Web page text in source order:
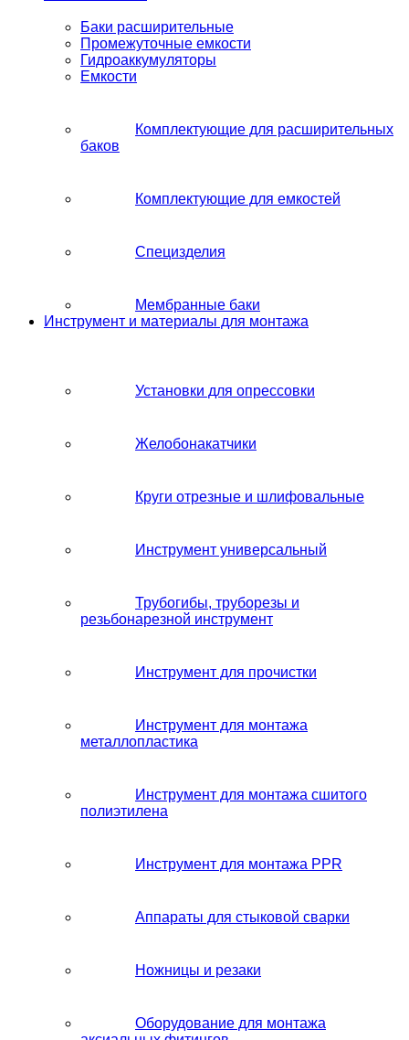
Баки расширительные
Промежуточные емкости
Гидроаккумуляторы
Емкости
Комплектующие для расширительных
баков
Комплектующие для емкостей
Специзделия
Мембранные баки
Инструмент и материалы для монтажа
Установки для опрессовки
Желобонакатчики
Круги отрезные и шлифовальные
Инструмент универсальный
Трубогибы, труборезы и
резьбонарезной инструмент
Инструмент для прочистки
Инструмент для монтажа
металлопластика
Инструмент для монтажа сшитого
полиэтилена
Инструмент для монтажа PPR
Аппараты для стыковой сварки
Ножницы и резаки
Оборудование для монтажа